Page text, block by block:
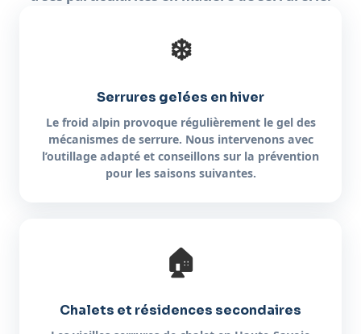
❄️
Serrures gelées en hiver
Le froid alpin provoque régulièrement le gel des
mécanismes de serrure. Nous intervenons avec
l’outillage adapté et conseillons sur la prévention
pour les saisons suivantes.
🏠
Chalets et résidences secondaires